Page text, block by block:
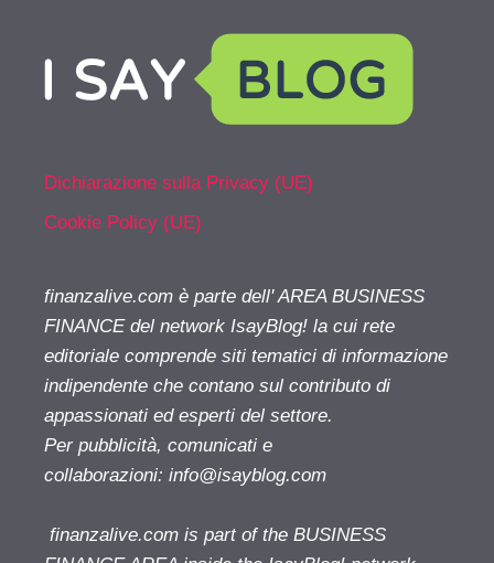
Dichiarazione sulla Privacy (UE)
Cookie Policy (UE)
finanzalive.com è parte dell' AREA BUSINESS
FINANCE del network IsayBlog! la cui rete
editoriale comprende siti tematici di informazione
indipendente che contano sul contributo di
appassionati ed esperti del settore.
Per pubblicità, comunicati e
collaborazioni: info@isayblog.com
finanzalive.com is part of the BUSINESS